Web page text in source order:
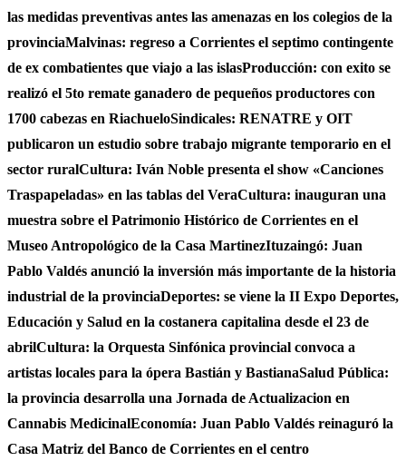
las medidas preventivas antes las amenazas en los colegios de la
provinciaMalvinas: regreso a Corrientes el septimo contingente
de ex combatientes que viajo a las islasProducción: con exito se
realizó el 5to remate ganadero de pequeños productores con
1700 cabezas en RiachueloSindicales: RENATRE y OIT
publicaron un estudio sobre trabajo migrante temporario en el
sector ruralCultura: Iván Noble presenta el show «Canciones
Traspapeladas» en las tablas del VeraCultura: inauguran una
muestra sobre el Patrimonio Histórico de Corrientes en el
Museo Antropológico de la Casa MartinezItuzaingó: Juan
Pablo Valdés anunció la inversión más importante de la historia
industrial de la provinciaDeportes: se viene la II Expo Deportes,
Educación y Salud en la costanera capitalina desde el 23 de
abrilCultura: la Orquesta Sinfónica provincial convoca a
artistas locales para la ópera Bastián y BastianaSalud Pública:
la provincia desarrolla una Jornada de Actualizacion en
Cannabis MedicinalEconomía: Juan Pablo Valdés reinaguró la
Casa Matriz del Banco de Corrientes en el centro